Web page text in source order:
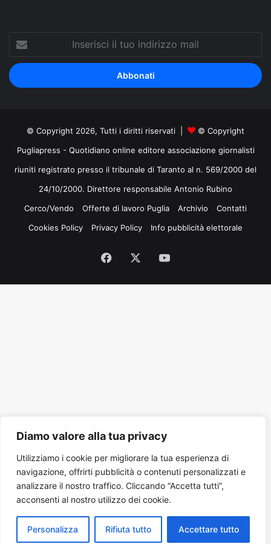
Diamo valore alla tua privacy
Utilizziamo i cookie per migliorare la tua esperienza di
navigazione, offrirti pubblicità o contenuti personalizzati e
analizzare il nostro traffico. Cliccando “Accetta tutti”,
acconsenti al nostro utilizzo dei cookie.
Personalizza Rifiuta tutto Accettare tutto
tuo
indirizzo
mail
© Copyright 2026, Tutti i diritti riservati |
© Copyright
Pugliapress - Quotidiano online editore associazione giornalisti
riuniti registrato presso il tribunale di Taranto al n. 569/2000 del
24/10/2000. Direttore responsabile Antonio Rubino
Cerco/Vendo
Offerte di lavoro Puglia Archivio
Contatti
Cookies Policy
Privacy Policy Info pubblicità elettorale
Facebook
Tube